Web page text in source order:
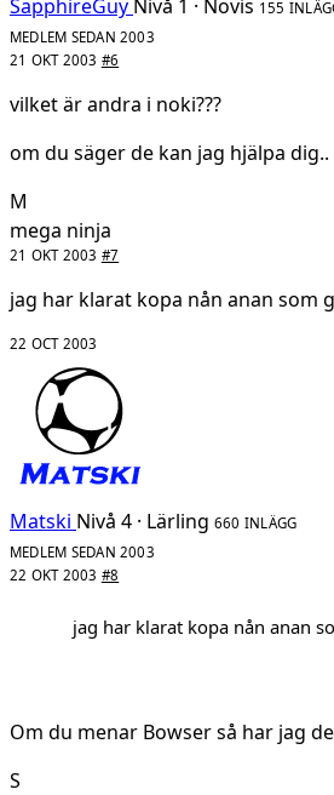
SapphireGuy Nivå 1 · Novis 155
MEDLEM SEDAN 2003
21 OKT 2003 #6
vilket är andra i noki???
om du säger de kan jag hjälpa dig..
M
mega ninja
21 OKT 2003 #7
jag har klarat kopa nån anan som
22 OCT 2003
Matski Nivå 4 · Lärling 660 INLÄGG
MEDLEM SEDAN 2003
22 OKT 2003 #8
jag har klarat kopa nån anan
Om du menar Bowser så har jag
S